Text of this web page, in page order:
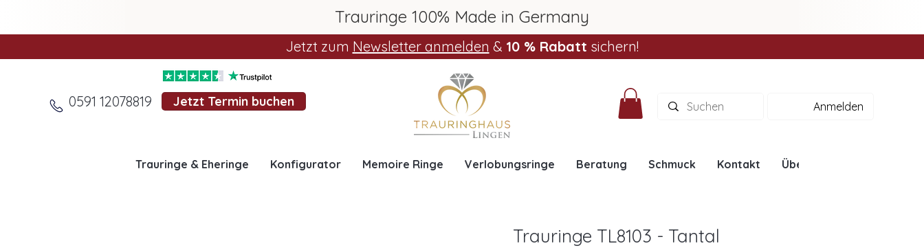
Trauringe 100% Made in Germany
Jetzt zum Newsletter anmelden & 10 % Rabatt sichern!
0591 12078819 Jetzt Termin buchen Anmelden
Trauringe & Eheringe Konfigurator Memoire Ringe Verlobungsringe Beratung Schmuck Kontakt Über uns
Trauringe TL8103 - Tantal